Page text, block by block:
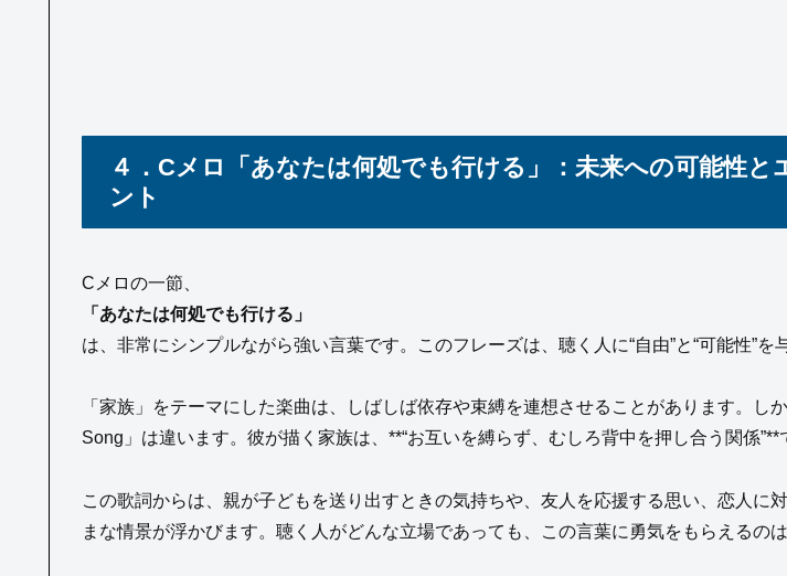
４．Cメロ「あなたは何処でも行ける」：未来への可能性と
ント
Cメロの一節、
「あなたは何処でも行ける」
は、非常にシンプルながら強い言葉です。このフレーズは、聴く人に“自由”と“可能性”を
「家族」をテーマにした楽曲は、しばしば依存や束縛を連想させることがあります。し
Song」は違います。彼が描く家族は、**“お互いを縛らず、むしろ背中を押し合う関係”**
この歌詞からは、親が子どもを送り出すときの気持ちや、友人を応援する思い、恋人に
まな情景が浮かびます。聴く人がどんな立場であっても、この言葉に勇気をもらえるの